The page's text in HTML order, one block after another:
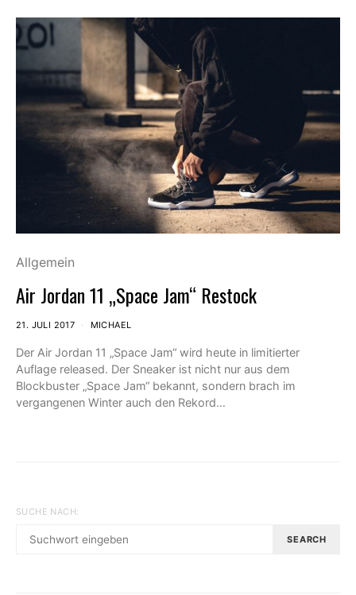
Allgemein
Air Jordan 11 „Space Jam“ Restock
21. JULI 2017 MICHAEL
Der Air Jordan 11 „Space Jam“ wird heute in limitierter
Auflage released. Der Sneaker ist nicht nur aus dem
Blockbuster „Space Jam“ bekannt, sondern brach im
vergangenen Winter auch den Rekord…
SUCHE NACH:
SEARCH